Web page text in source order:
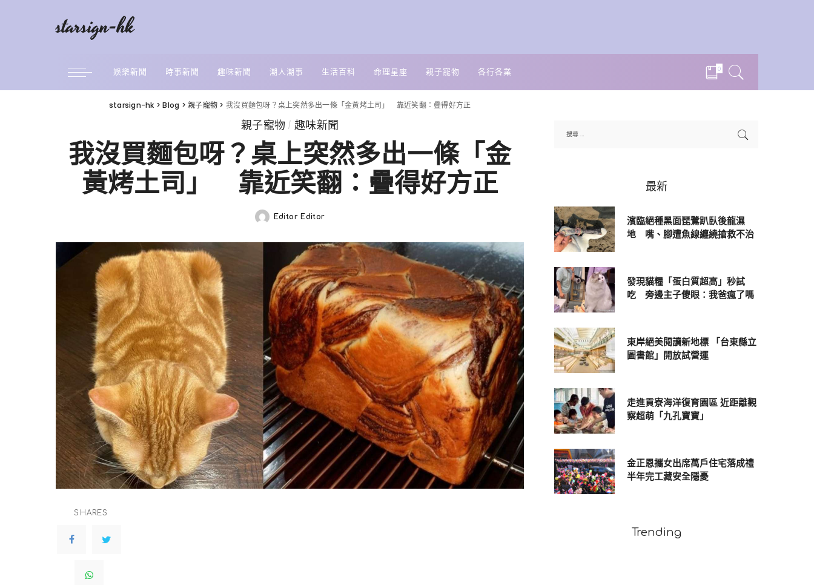
starsign-hk
娛樂新聞 時事新聞 趣味新聞 潮人潮事 生活百科 命理星座 親子寵物 各行各業 0
starsign-hk >Blog >親子寵物 > 我沒買麵包呀？桌上突然多出一條「金黃烤土司」 靠近笑翻：疊得好方正
親子寵物 趣味新聞
我沒買麵包呀？桌上突然多出一條「金
黃烤土司」 靠近笑翻：疊得好方正
Posted
Editor Editor
SHARES
最新
濱臨絕種黑面琵鷺趴臥後龍濕
地 嘴、腳遭魚線纏繞搶救不治
發現貓糧「蛋白質超高」秒試
吃 旁邊主子傻眼：我爸瘋了嗎
東岸絕美閱讀新地標 「台東縣立
圖書館」開放試營運
走進貢寮海洋復育園區 近距離觀
察超萌「九孔寶寶」
金正恩攜女出席萬戶住宅落成禮
半年完工藏安全隱憂
Trending